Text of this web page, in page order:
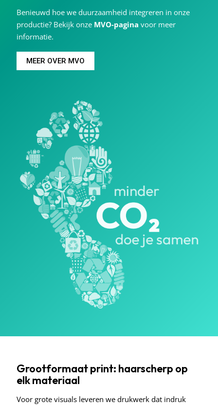
Benieuwd hoe we duurzaamheid integreren in onze
productie? Bekijk onze MVO-pagina voor meer
informatie.
MEER OVER MVO
Grootformaat print: haarscherp op
elk materiaal
Voor grote visuals leveren we drukwerk dat indruk